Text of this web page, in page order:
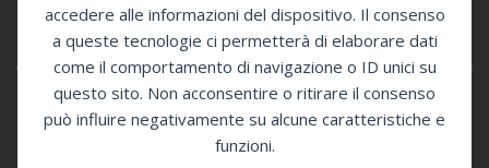
accedere alle informazioni del dispositivo. Il consenso
a queste tecnologie ci permetterà di elaborare dati
come il comportamento di navigazione o ID unici su
questo sito. Non acconsentire o ritirare il consenso
può influire negativamente su alcune caratteristiche e
funzioni.
Apri in Google Maps
GET SOCIAL